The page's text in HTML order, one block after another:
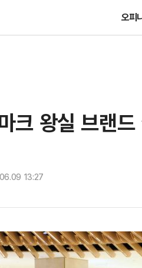
오피
크 왕실 브랜드
13:27